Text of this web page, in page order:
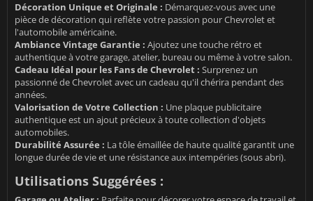
Décoration Unique et Originale : Démarquez-vous avec une
pièce de décoration qui reflète votre passion pour Chevrolet et
l'automobile américaine.
Ambiance Vintage Garantie : Ajoutez une touche rétro et
authentique à votre garage, atelier, bureau ou même à votre salon.
Cadeau Idéal pour les Fans de Chevrolet : Surprenez un
passionné de Chevrolet avec un cadeau qu'il chérira pendant des
années.
Valorisation de Votre Collection : Une plaque publicitaire
authentique est un ajout précieux à toute collection d'objets
automobiles.
Durabilité Assurée : La tôle émaillée de haute qualité garantit une
longue durée de vie et une résistance aux intempéries (sous abri).
Utilisations Suggérées :